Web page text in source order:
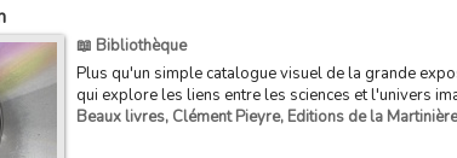
📖 Bibliothèque
Plus qu'un simple catalogue visuel de la grande
qui explore les liens entre les sciences et l'univers
Beaux livres, Clément Pieyre, Editions de la Martinière